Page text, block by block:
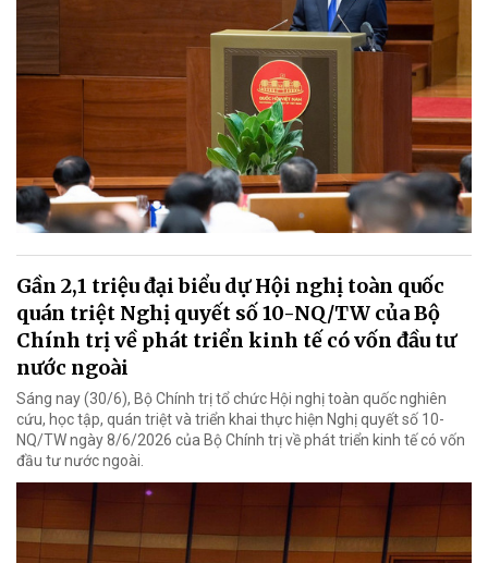
Gần 2,1 triệu đại biểu dự Hội nghị toàn quốc
quán triệt Nghị quyết số 10-NQ/TW của Bộ
Chính trị về phát triển kinh tế có vốn đầu tư
nước ngoài
Sáng nay (30/6), Bộ Chính trị tổ chức Hội nghị toàn quốc nghiên
cứu, học tập, quán triệt và triển khai thực hiện Nghị quyết số 10-
NQ/TW ngày 8/6/2026 của Bộ Chính trị về phát triển kinh tế có vốn
đầu tư nước ngoài.